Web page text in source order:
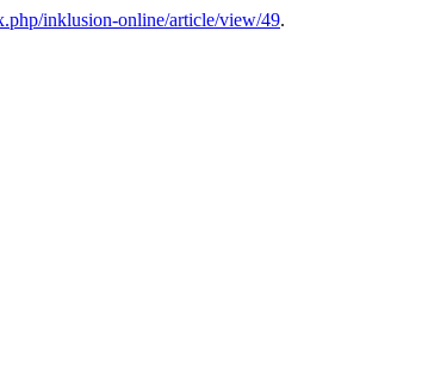
inklusion-online/article/view/49.